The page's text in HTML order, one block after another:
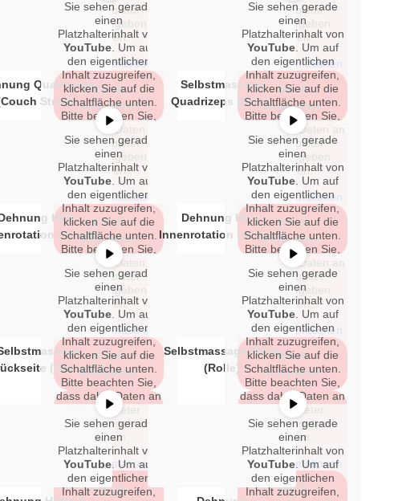
Erforderlichen
Service
akzeptieren
und Inhalte
entsperren
Erforderlichen
Service
akzeptieren
und Inhalte
entsperren
Drittanbieter
weitergegeben
werden.
Mehr Informationen
Inhalt
entsperren
Erforderlichen
Service
akzeptieren
und Inhalte
entsperren
Drittanbieter
weitergegeben
werden.
Mehr Informationen
Inhalt
entsperren
Erforderlichen
Service
akzeptieren
und Inhalte
entsperren
Sie sehen gerade
einen
Platzhalterinhalt von
YouTube. Um auf
den eigentlichen
Inhalt zuzugreifen,
klicken Sie auf die
Schaltfläche unten.
Bitte beachten Sie,
dass dabei Daten an
Drittanbieter
weitergegeben
werden.
Mehr Informationen
Inhalt
entsperren
Erforderlichen
Service
akzeptieren
und Inhalte
entsperren
Quadrizeps
Strech)
Sie sehen gerade
einen
Platzhalterinhalt von
YouTube. Um auf
den eigentlichen
Inhalt zuzugreifen,
klicken Sie auf die
Schaltfläche unten.
Bitte beachten Sie,
dass dabei Daten an
Drittanbieter
weitergegeben
werden.
Mehr Informationen
Inhalt
entsperren
Erforderlichen
Service
akzeptieren
und Inhalte
entsperren
Selbstmassage
Quadrizeps (Rolle)
Sie sehen gerade
einen
Platzhalterinhalt von
YouTube. Um auf
den eigentlichen
Inhalt zuzugreifen,
klicken Sie auf die
Schaltfläche unten.
Bitte beachten Sie,
dass dabei Daten an
Drittanbieter
weitergegeben
werden.
Mehr Informationen
Inhalt
entsperren
Erforderlichen
Service
akzeptieren
und Inhalte
entsperren
Hüft-
(Gesäß)
Sie sehen gerade
einen
Platzhalterinhalt von
YouTube. Um auf
den eigentlichen
Inhalt zuzugreifen,
klicken Sie auf die
Schaltfläche unten.
Bitte beachten Sie,
dass dabei Daten an
Drittanbieter
weitergegeben
werden.
Mehr Informationen
Inhalt
entsperren
Erforderlichen
Service
akzeptieren
und Inhalte
entsperren
Dehnung Hüft-
Innenrotation (sitzend)
Sie sehen gerade
einen
Platzhalterinhalt von
YouTube. Um auf
den eigentlichen
Inhalt zuzugreifen,
klicken Sie auf die
Schaltfläche unten.
Bitte beachten Sie,
dass dabei Daten an
Drittanbieter
weitergegeben
werden.
Mehr Informationen
Inhalt
(Gapping)
Sie sehen gerade
einen
Platzhalterinhalt von
YouTube. Um auf
den eigentlichen
Inhalt zuzugreifen,
klicken Sie auf die
Schaltfläche unten.
Bitte beachten Sie,
dass dabei Daten an
Drittanbieter
weitergegeben
werden.
Mehr Informationen
Inhalt
Selbstmassage Wade
(Rolle)
Sie sehen gerade
einen
Platzhalterinhalt von
YouTube. Um auf
den eigentlichen
Inhalt zuzugreifen,
Sie sehen gerade
einen
Platzhalterinhalt von
YouTube. Um auf
den eigentlichen
Inhalt zuzugreifen,